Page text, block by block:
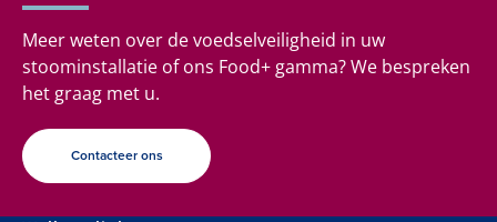
Meer weten over de voedselveiligheid in uw
stoominstallatie of ons Food+ gamma? We bespreken
het graag met u.
Contacteer ons